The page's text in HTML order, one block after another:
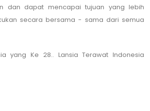
dan dapat mencapai tujuan yang lebih
secara bersama - sama dari semua
yang Ke 28.. Lansia Terawat Indonesia